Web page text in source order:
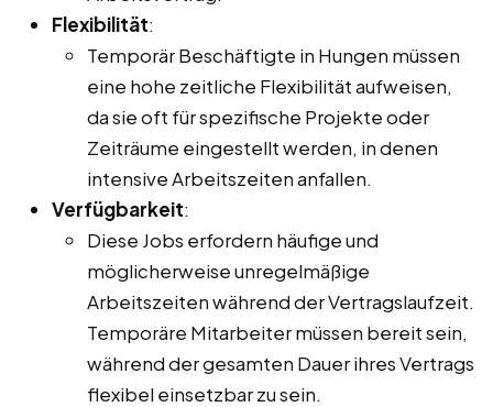
Flexibilität:
Temporär Beschäftigte in Hungen müssen
eine hohe zeitliche Flexibilität aufweisen,
da sie oft für spezifische Projekte oder
Zeiträume eingestellt werden, in denen
intensive Arbeitszeiten anfallen.
Verfügbarkeit:
Diese Jobs erfordern häufige und
möglicherweise unregelmäßige
Arbeitszeiten während der Vertragslaufzeit.
Temporäre Mitarbeiter müssen bereit sein,
während der gesamten Dauer ihres Vertrags
flexibel einsetzbar zu sein.